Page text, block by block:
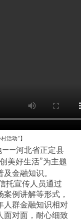
活动”】
——河北省正定县
美好生活”为主题
金融知识。
托宣传人员通过
例讲解等形式，
人群金融知识相对
面对面，耐心细致